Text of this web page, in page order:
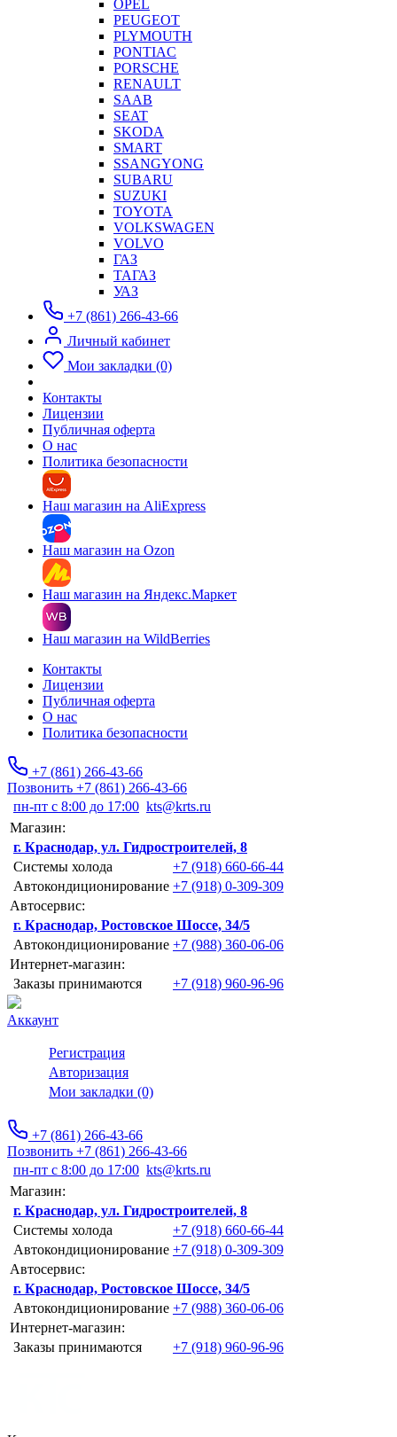
OPEL
PEUGEOT
PLYMOUTH
PONTIAC
PORSCHE
RENAULT
SAAB
SEAT
SKODA
SMART
SSANGYONG
SUBARU
SUZUKI
TOYOTA
VOLKSWAGEN
VOLVO
ГАЗ
ТАГАЗ
УАЗ
+7 (861) 266-43-66
Личный кабинет
Мои закладки (0)
Контакты
Лицензии
Публичная оферта
О нас
Политика безопасности
Наш магазин на AliExpress
Наш магазин на Ozon
Наш магазин на Яндекс.Маркет
Наш магазин на WildBerries
Контакты
Лицензии
Публичная оферта
О нас
Политика безопасности
+7 (861) 266-43-66
Позвонить +7 (861) 266-43-66
пн-пт с 8:00 до 17:00 kts@krts.ru
Магазин:
г. Краснодар, ул. Гидростроителей, 8
Системы холода
+7 (918) 660-66-44
Автокондиционирование +7 (918) 0-309-309
Автосервис:
г. Краснодар, Ростовское Шоссе, 34/5
Автокондиционирование +7 (988) 360-06-06
Интернет-магазин:
Заказы принимаются
+7 (918) 960-96-96
Аккаунт
Регистрация
Авторизация
Мои закладки (0)
+7 (861) 266-43-66
Позвонить +7 (861) 266-43-66
пн-пт с 8:00 до 17:00 kts@krts.ru
Магазин:
г. Краснодар, ул. Гидростроителей, 8
Системы холода
+7 (918) 660-66-44
Автокондиционирование +7 (918) 0-309-309
Автосервис:
г. Краснодар, Ростовское Шоссе, 34/5
Автокондиционирование +7 (988) 360-06-06
Интернет-магазин:
Заказы принимаются
+7 (918) 960-96-96